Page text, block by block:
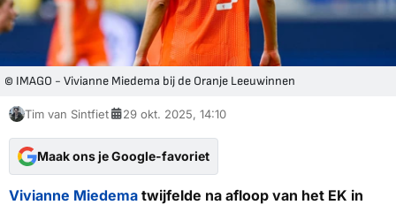
© IMAGO - Vivianne Miedema bij de Oranje Leeuwinnen
Tim van Sintfiet 29 okt. 2025, 14:10
Maak ons je Google-favoriet
Vivianne Miedema twijfelde na afloop van het EK in